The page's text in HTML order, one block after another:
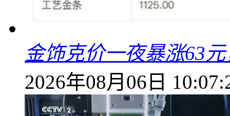
金饰克价一夜暴涨63
2026年08月06日